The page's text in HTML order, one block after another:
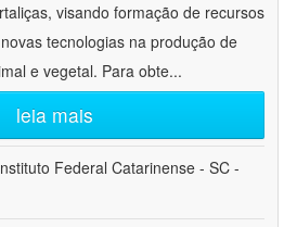
visando formação de recursos
tecnologias na produção de
e vegetal. Para obte...
leia mais
Federal Catarinense - SC -